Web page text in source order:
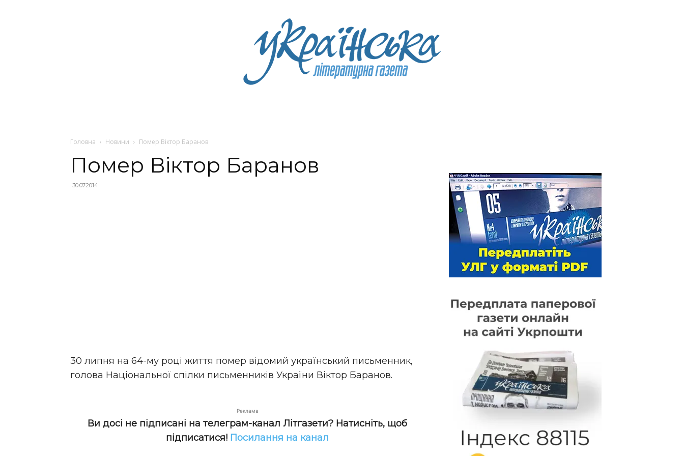
Головна Новини Помер Віктор Баранов
Помер Віктор Баранов
30.07.2014
30 липня на 64-му році життя помер відомий український письменник,
голова Національної спілки письменників України Віктор Баранов.
Реклама
Ви досі не підписані на телеграм-канал Літгазети? Натисніть, щоб
підписатися! Посилання на канал